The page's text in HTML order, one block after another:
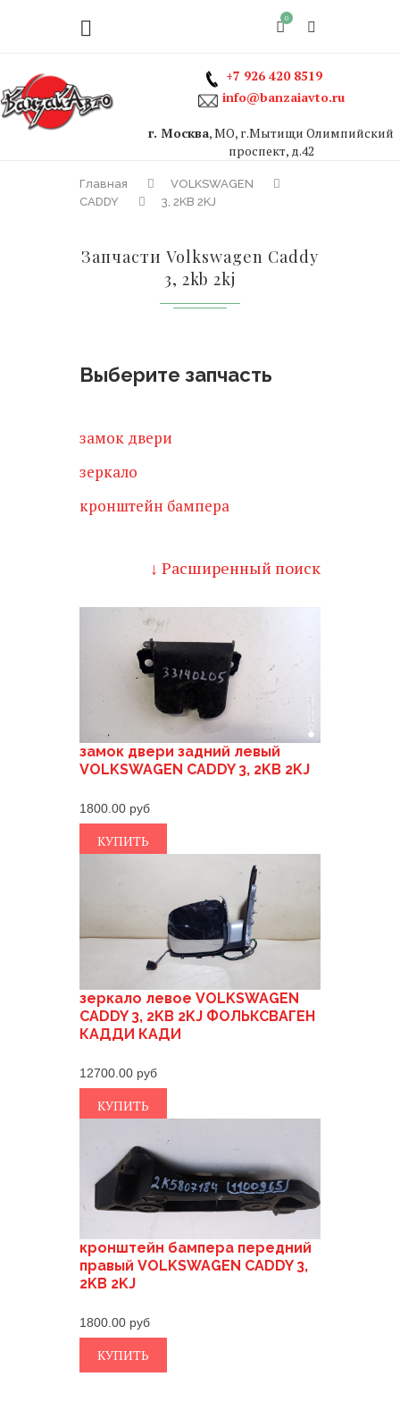
0
+7 926 420 8519
info@banzaiavto.ru
г. Москва, МО, г.Мытищи Олимпийский
проспект, д.42
Главная
VOLKSWAGEN
CADDY
3, 2KB 2KJ
Запчасти Volkswagen Caddy
3, 2kb 2kj
Выберите запчасть
замок двери
зеркало
кронштейн бампера
↓ Расширенный поиск
замок двери задний левый
VOLKSWAGEN CADDY 3, 2KB 2KJ
1800.00
КУПИТЬ
зеркало левое VOLKSWAGEN
CADDY 3, 2KB 2KJ ФОЛЬКСВАГЕН
КАДДИ КАДИ
12700.00
КУПИТЬ
кронштейн бампера передний
правый VOLKSWAGEN CADDY 3,
2KB 2KJ
1800.00
КУПИТЬ